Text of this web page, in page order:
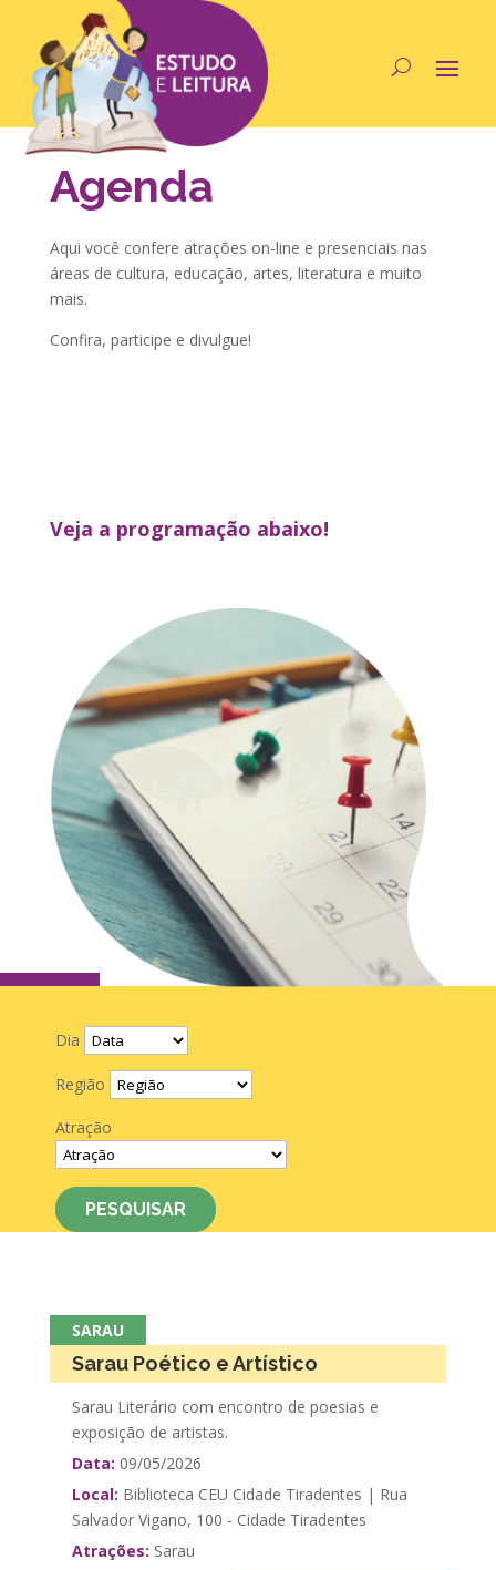
Agenda
Aqui você confere atrações on-line e presenciais nas
áreas de cultura, educação, artes, literatura e muito
mais.
Confira, participe e divulgue!
Veja a programação abaixo!
Dia
Região
Atração
PESQUISAR
SARAU
Sarau Poético e Artístico
Sarau Literário com encontro de poesias e
exposição de artistas.
Data: 09/05/2026
Local: Biblioteca CEU Cidade Tiradentes | Rua
Salvador Vigano, 100 - Cidade Tiradentes
Atrações: Sarau